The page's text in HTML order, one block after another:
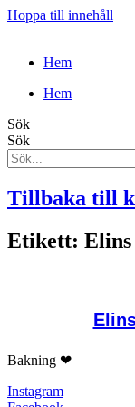
Hoppa till innehåll
Hem
Hem
Sök
Sök
Tillbaka till
Etikett:
Bakning ❤
Instagram